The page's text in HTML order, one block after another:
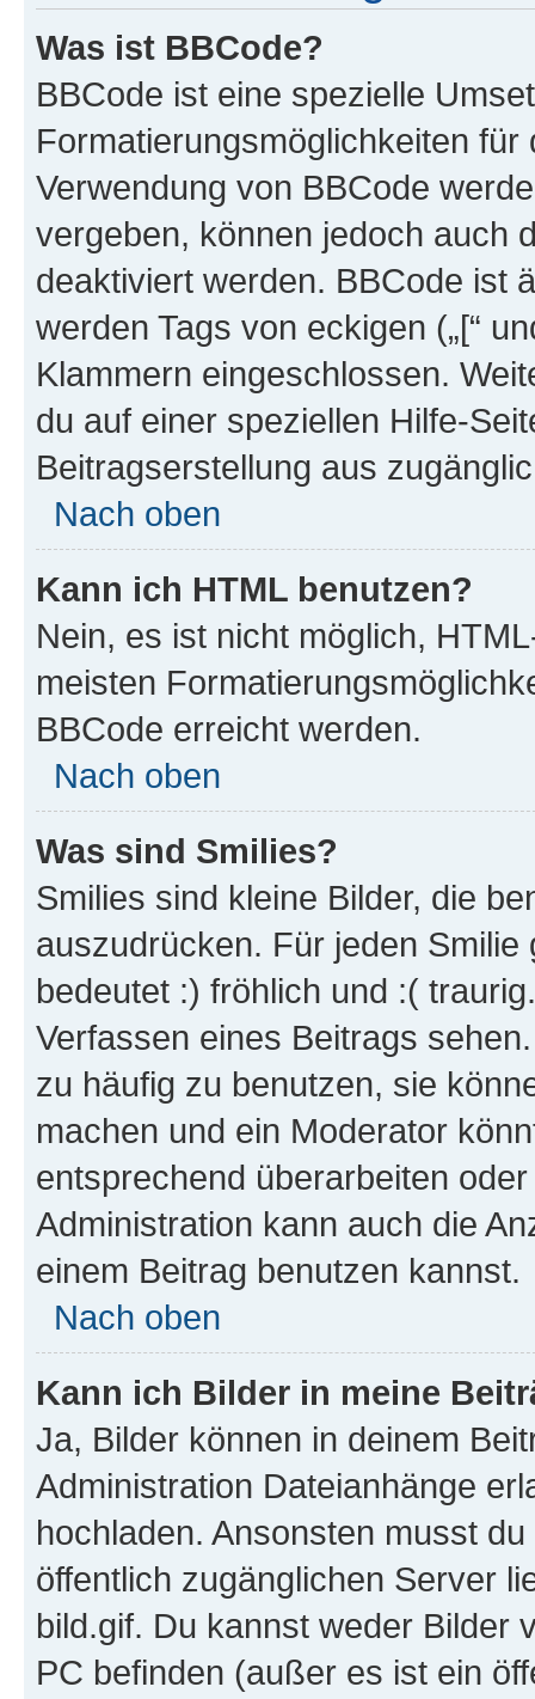
Was ist BBCode?
BBCode ist eine spezielle
Formatierungsmöglichkeiten
Verwendung von BBCode
vergeben, können jedoch auch
deaktiviert werden. BBCode ist
werden Tags von eckigen („[“
Klammern eingeschlossen.
du auf einer speziellen Hilfe-
Beitragserstellung aus
Nach oben
Kann ich HTML benutzen?
Nein, es ist nicht möglich,
meisten
BBCode erreicht werden.
Nach oben
Was sind Smilies?
Smilies sind kleine Bilder, die
auszudrücken. Für jeden
bedeutet :) fröhlich und :(
Verfassen eines Beitrags
zu häufig zu benutzen, sie
machen und ein Moderator
entsprechend überarbeiten
Administration kann auch die
einem Beitrag benutzen kannst.
Nach oben
Kann ich Bilder in meine
Ja, Bilder können in deinem
Administration Dateianhänge
hochladen. Ansonsten musst
öffentlich zugänglichen Server
bild.gif. Du kannst weder Bilder
PC befinden (außer es ist ein